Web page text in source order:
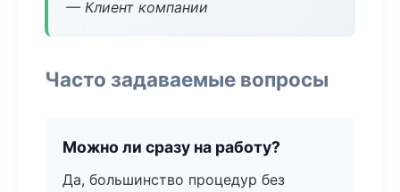
— Клиент компании
Часто задаваемые вопросы
Можно ли сразу на работу?
Да, большинство процедур без